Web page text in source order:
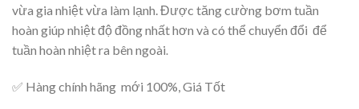
vừa gia nhiệt vừa làm lạnh. Được tăng cường bơm tuần
hoàn giúp nhiệt độ đồng nhất hơn và có thể chuyển đổi để
tuần hoàn nhiệt ra bên ngoài.
✅ Hàng chính hãng mới 100%, Giá Tốt